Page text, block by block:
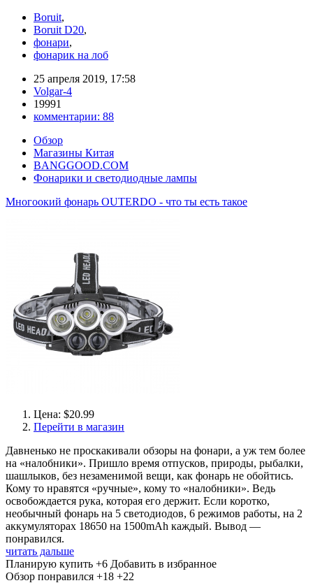
Boruit,
Boruit D20,
фонари,
фонарик на лоб
25 апреля 2019, 17:58
Volgar-4
19991
комментарии: 88
Обзор
Магазины Китая
BANGGOOD.COM
Фонарики и светодиодные лампы
Многоокий фонарь OUTERDO - что ты есть такое
Цена: $20.99
Перейти в магазин
Давненько не проскакивали обзоры на фонари, а уж тем более
на «налобники». Пришло время отпусков, природы, рыбалки,
шашлыков, без незаменимой вещи, как фонарь не обойтись.
Кому то нравятся «ручные», кому то «налобники». Ведь
освобождается рука, которая его держит. Если коротко,
необычный фонарь на 5 светодиодов, 6 режимов работы, на 2
аккумуляторах 18650 на 1500mAh каждый. Вывод —
понравился.
читать дальше
Планирую купить +6 Добавить в избранное
Обзор понравился +18 +22